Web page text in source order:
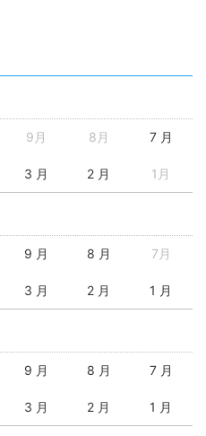
9月 8月 7 月
3 月 2 月 1月
9 月 8 月 7月
3 月 2 月 1 月
9 月 8 月 7 月
3 月 2 月 1 月